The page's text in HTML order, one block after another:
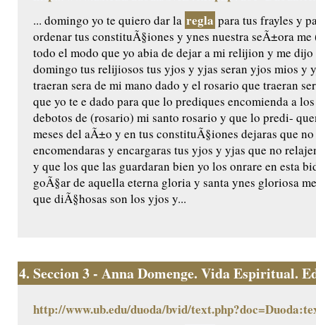
... domingo yo te quiero dar la regla para tus frayles y
ordenar tus constituÃ§iones y ynes nuestra seÃ±ora
todo el modo que yo abia de dejar a mi relijion y me
domingo tus relijiosos tus yjos y yjas seran yjos mios y
traeran sera de mi mano dado y el rosario que traeran
que yo te e dado para que lo prediques encomienda a
debotos de (rosario) mi santo rosario y que lo predi-
meses del aÃ±o y en tus constituÃ§iones dejaras que
encomendaras y encargaras tus yjos y yjas que no
y que los que las guardaran bien yo los onrare en esta
goÃ§ar de aquella eterna gloria y santa ynes gloriosa
que diÃ§hosas son los yjos y...
4. Seccion 3 - Anna Domenge. Vida Espiritual.
http://www.ub.edu/duoda/bvid/